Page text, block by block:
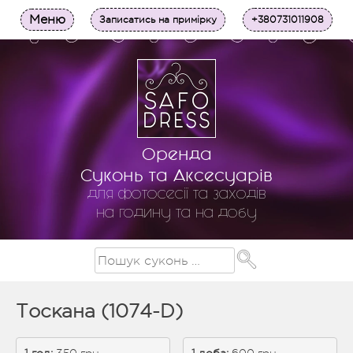
Оренда
Суконь та Аксесуарів
для фотосесії та заходів
на годину та на добу
Меню Записатись на примірку +380731011908
Тоскана (1074-D)